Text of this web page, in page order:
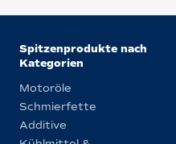
Spitzenprodukte nach
Kategorien
Motoröle
Schmierfette
Additive